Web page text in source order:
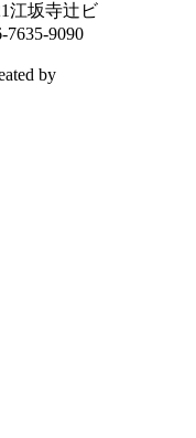
江坂寺辻ビ
7635-9090
by